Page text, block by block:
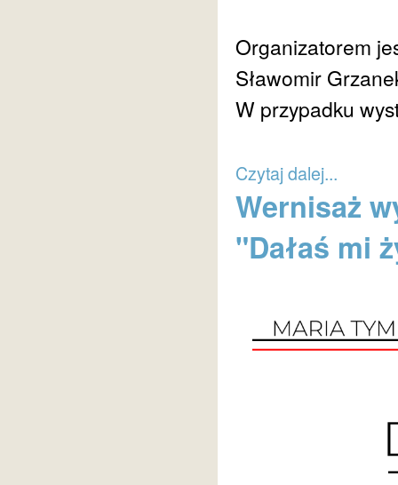
Organizatorem
Sławomir
W przypadku
Czytaj dalej...
Wernisaż
"Dałaś mi